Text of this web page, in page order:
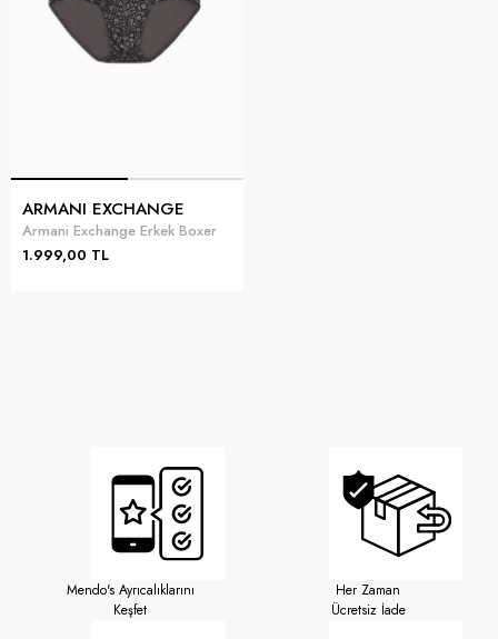
ARMANI EXCHANGE
Armani Exchange Erkek Boxer
1.999,00 TL
Mendo's Ayrıcalıklarını
Keşfet
Her Zaman
Ücretsiz İade